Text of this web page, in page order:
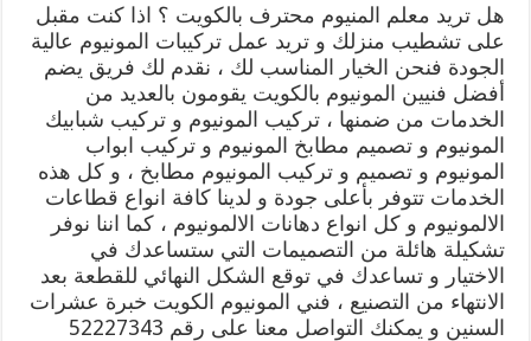
هل تريد معلم المنيوم محترف بالكويت ؟ اذا كنت مقبل
على تشطيب منزلك و تريد عمل تركيبات المونيوم عالية
الجودة فنحن الخيار المناسب لك ، نقدم لك فريق يضم
أفضل فنيين المونيوم بالكويت يقومون بالعديد من
الخدمات من ضمنها ، تركيب المونيوم و تركيب شبابيك
المونيوم و تصميم مطابخ المونيوم و تركيب ابواب
المونيوم و تصميم و تركيب المونيوم مطابخ ، و كل هذه
الخدمات تتوفر بأعلى جودة و لدينا كافة انواع قطاعات
الالمونيوم و كل انواع دهانات الالمونيوم ، كما اننا نوفر
تشكيلة هائلة من التصميمات التي ستساعدك في
الاختيار و تساعدك في توقع الشكل النهائي للقطعة بعد
الانتهاء من التصنيع ، فني المونيوم الكويت خبرة عشرات
السنين و يمكنك التواصل معنا على رقم 52227343